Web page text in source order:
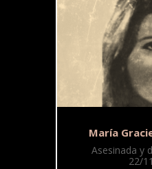
María
Asesinada y
22/